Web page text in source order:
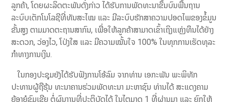
ລູກຄ້າ, ໂດຍຜະລິດຕະພັນດັ່ງກ່າວ ໄດ້ຮັບການພັດທະນາຂຶ້ນບົນພື້ນຖານ
ລະບົບເຕັກໂນໂລຊີທີ່ທັນສະໄໝ ແລະ ມີລະບົບຮັກສາຄວາມປອດໄພຂອງຂໍ້ມູນ
ຂັ້ນສູງ ຕາມມາດຕະຖານສາກົນ, ເພື່ອໃຫ້ລູກຄ້າສາມາດເຂົ້າເຖິງແຫຼ່ງທຶນໄດ້ຢ່າງ
ສະດວກ, ວ່ອງໄວ, ໂປ່ງໃສ ແລະ ມີຄວາມໝັ້ນໃຈ 100% ໃນທຸກການເຮັດທຸລະ
ກໍາທາງການເງິນ.
ໃນກອງປະຊຸມຍັງໄດ້ຮັບຟັງການໂອ້ລົມ ຈາກທ່ານ ເອກະພັນ ພະພິທັກ
ປະທານຜູ້ຖືຮຸ້ນ ທະນາຄານຮ່ວມພັດທະນາ ມະຫາຊົນ ທ່ານໄດ້ ສະແດງຄາມ
ຍ້ອງຍໍຊົມເຊີຍ ຕໍ່ຜົນງານທີ່ປະຕິບັດໄດ້ ໃນໄຕມາດ 1 ທີ່ຜ່ານມາ ແລະ ຍົກໃຫ້